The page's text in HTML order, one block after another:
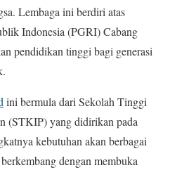
Lembaga ini berdiri atas
Indonesia (PGRI) Cabang
pendidikan tinggi bagi generasi
ini bermula dari Sekolah Tinggi
(STKIP) yang didirikan pada
kebutuhan akan berbagai
dengan membuka